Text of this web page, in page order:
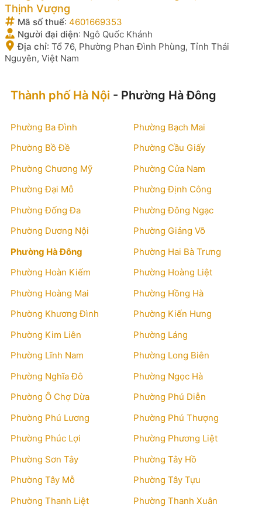
Thịnh Vượng
Mã số thuế: 4601669353
Người đại diện: Ngô Quốc Khánh
Địa chỉ: Tổ 76, Phường Phan Đình Phùng, Tỉnh Thái
Nguyên, Việt Nam
Thành phố Hà Nội - Phường Hà Đông
Phường Ba Đình
Phường Bạch Mai
Phường Bồ Đề
Phường Cầu Giấy
Phường Chương Mỹ
Phường Cửa Nam
Phường Đại Mỗ
Phường Định Công
Phường Đống Đa
Phường Đông Ngạc
Phường Dương Nội
Phường Giảng Võ
Phường Hà Đông
Phường Hai Bà Trưng
Phường Hoàn Kiếm
Phường Hoàng Liệt
Phường Hoàng Mai
Phường Hồng Hà
Phường Khương Đình
Phường Kiến Hưng
Phường Kim Liên
Phường Láng
Phường Lĩnh Nam
Phường Long Biên
Phường Nghĩa Đô
Phường Ngọc Hà
Phường Ô Chợ Dừa
Phường Phú Diễn
Phường Phú Lương
Phường Phú Thượng
Phường Phúc Lợi
Phường Phương Liệt
Phường Sơn Tây
Phường Tây Hồ
Phường Tây Mỗ
Phường Tây Tựu
Phường Thanh Liệt
Phường Thanh Xuân